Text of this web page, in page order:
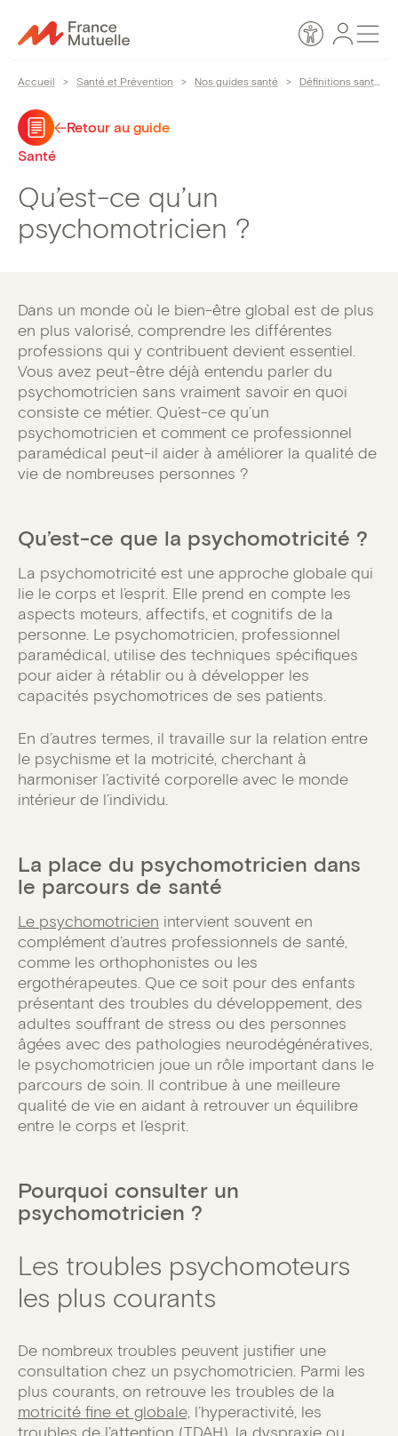
au
Accessibilité
Espace
Accueil > Santé et Prévention > Nos guides santé > Définitions santé
Retour au guide
Santé
Qu’est-ce qu’un
psychomotricien ?
Dans un monde où le bien-être global est de plus
en plus valorisé, comprendre les différentes
professions qui y contribuent devient essentiel.
Vous avez peut-être déjà entendu parler du
psychomotricien sans vraiment savoir en quoi
consiste ce métier. Qu’est-ce qu’un
psychomotricien et comment ce professionnel
paramédical peut-il aider à améliorer la qualité de
vie de nombreuses personnes ?
Qu’est-ce que la psychomotricité ?
La psychomotricité est une approche globale qui
lie le corps et l’esprit. Elle prend en compte les
aspects moteurs, affectifs, et cognitifs de la
personne. Le psychomotricien, professionnel
paramédical, utilise des techniques spécifiques
pour aider à rétablir ou à développer les
capacités psychomotrices de ses patients.
En d’autres termes, il travaille sur la relation entre
le psychisme et la motricité, cherchant à
harmoniser l’activité corporelle avec le monde
intérieur de l’individu.
La place du psychomotricien dans
le parcours de santé
Le psychomotricien intervient souvent en
complément d’autres professionnels de santé,
comme les orthophonistes ou les
ergothérapeutes. Que ce soit pour des enfants
présentant des troubles du développement, des
adultes souffrant de stress ou des personnes
âgées avec des pathologies neurodégénératives,
le psychomotricien joue un rôle important dans le
parcours de soin. Il contribue à une meilleure
qualité de vie en aidant à retrouver un équilibre
entre le corps et l’esprit.
Pourquoi consulter un
psychomotricien ?
Les troubles psychomoteurs
les plus courants
De nombreux troubles peuvent justifier une
consultation chez un psychomotricien. Parmi les
plus courants, on retrouve les troubles de la
motricité fine et globale, l’hyperactivité, les